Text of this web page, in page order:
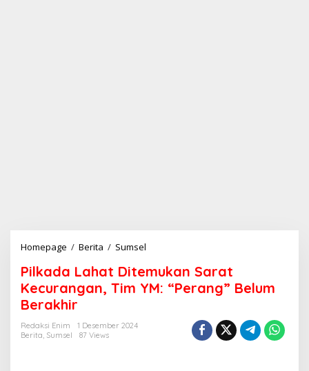
Homepage / Berita / Sumsel
l
k
a
Pilkada Lahat Ditemukan Sarat
Kecurangan, Tim YM: “Perang” Belum
Berakhir
Redaksi Enim
1 Desember 2024
Berita, Sumsel 87 Views